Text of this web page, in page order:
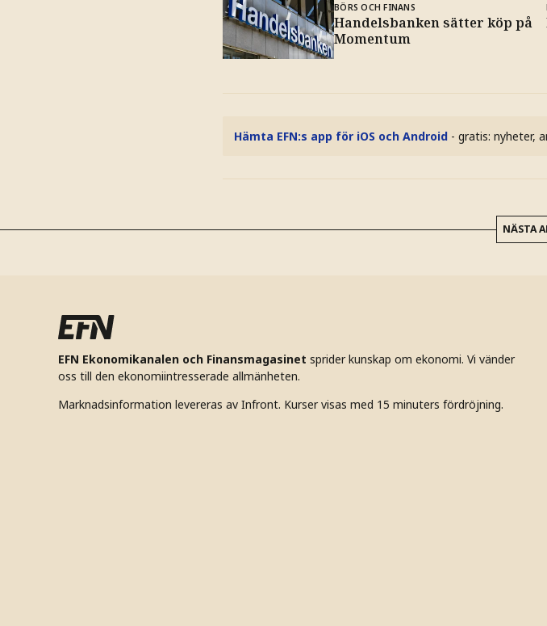
BÖRS OCH FINANS
Handelsbanken sätter köp på
Momentum
Hämta EFN:s app för iOS och Android - gratis: nyheter,
NÄSTA
EFN Ekonomikanalen och Finansmagasinet sprider kunskap om ekonomi. Vi vänder
oss till den ekonomiintresserade allmänheten.
Marknadsinformation levereras av Infront. Kurser visas med 15 minuters fördröjning.